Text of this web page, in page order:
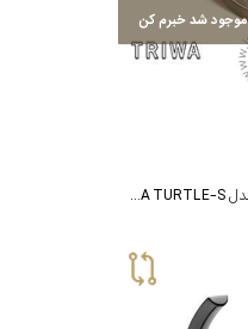
موجود شد خبرم کن
زیور آلات و جواهر تریوا مدل BRACELET 3 - HAVANA TURTLE-S